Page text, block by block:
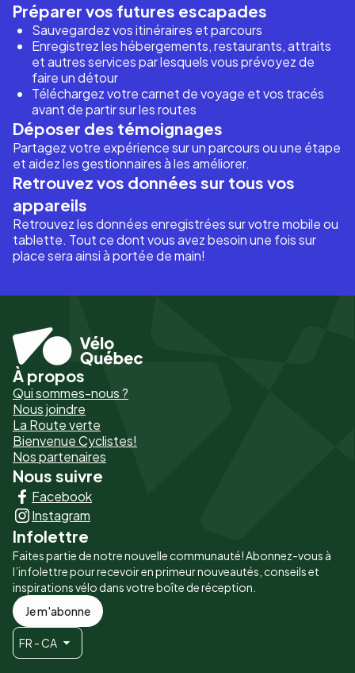
Préparer vos futures escapades
Sauvegardez vos itinéraires et parcours
Enregistrez les hébergements, restaurants, attraits
et autres services par lesquels vous prévoyez de
faire un détour
Téléchargez votre carnet de voyage et vos tracés
avant de partir sur les routes
Déposer des témoignages
Partagez votre expérience sur un parcours ou une étape
et aidez les gestionnaires à les améliorer.
Retrouvez vos données sur tous vos
appareils
Retrouvez les données enregistrées sur votre mobile ou
tablette. Tout ce dont vous avez besoin une fois sur
place sera ainsi à portée de main!
Pied
de
page
-
Liens
principaux
À propos
Qui sommes-nous ?
Nous joindre
La Route verte
Bienvenue Cyclistes!
Nos partenaires
Nous suivre
Facebook
Instagram
Infolettre
Faites partie de notre nouvelle communauté! Abonnez-vous à
l’infolettre pour recevoir en primeur nouveautés, conseils et
inspirations vélo dans votre boîte de réception.
Je m'abonne
FR - CA